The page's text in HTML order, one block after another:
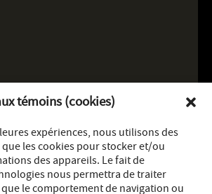
témoins (cookies)
expériences, nous utilisons des
les cookies pour stocker et/ou
des appareils. Le fait de
nous permettra de traiter
le comportement de navigation ou